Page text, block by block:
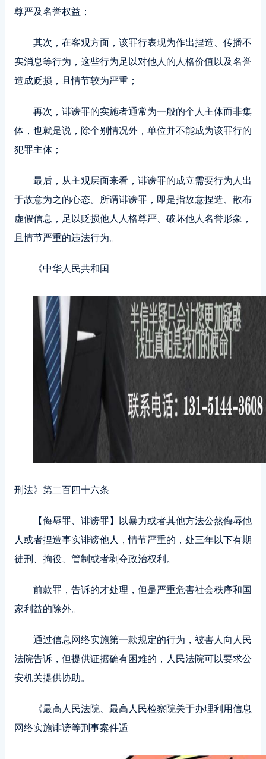
尊严及名誉权益；
其次，在客观方面，该罪行表现为作出捏造、传播不
实消息等行为，这些行为足以对他人的人格价值以及名誉
造成贬损，且情节较为严重；
再次，诽谤罪的实施者通常为一般的个人主体而非集
体，也就是说，除个别情况外，单位并不能成为该罪行的
犯罪主体；
最后，从主观层面来看，诽谤罪的成立需要行为人出
于故意为之的心态。所谓诽谤罪，即是指故意捏造、散布
虚假信息，足以贬损他人人格尊严、破坏他人名誉形象，
且情节严重的违法行为。
《中华人民共和国
刑法》第二百四十六条
【侮辱罪、诽谤罪】以暴力或者其他方法公然侮辱他
人或者捏造事实诽谤他人，情节严重的，处三年以下有期
徒刑、拘役、管制或者剥夺政治权利。
前款罪，告诉的才处理，但是严重危害社会秩序和国
家利益的除外。
通过信息网络实施第一款规定的行为，被害人向人民
法院告诉，但提供证据确有困难的，人民法院可以要求公
安机关提供协助。
《最高人民法院、最高人民检察院关于办理利用信息
网络实施诽谤等刑事案件适